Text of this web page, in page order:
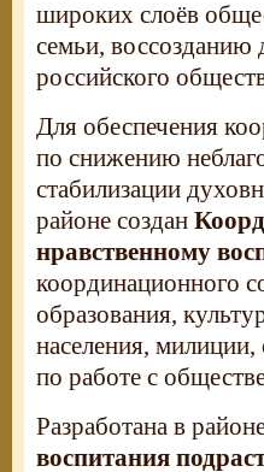
широких слоёв
семьи, воссозданию
российского
Для обеспечения
по снижению
стабилизации
районе создан
нравственному
координационного
образования,
населения,
по работе с
Разработана в
воспитания